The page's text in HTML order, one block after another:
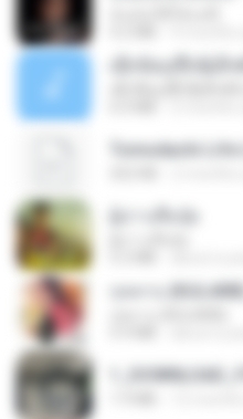
กุหลาบ (KULARB)